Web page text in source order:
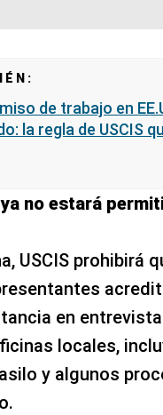
de trabajo en
la regla de USCIS
no estará
USCIS prohibirá
en
locales,
y algunos